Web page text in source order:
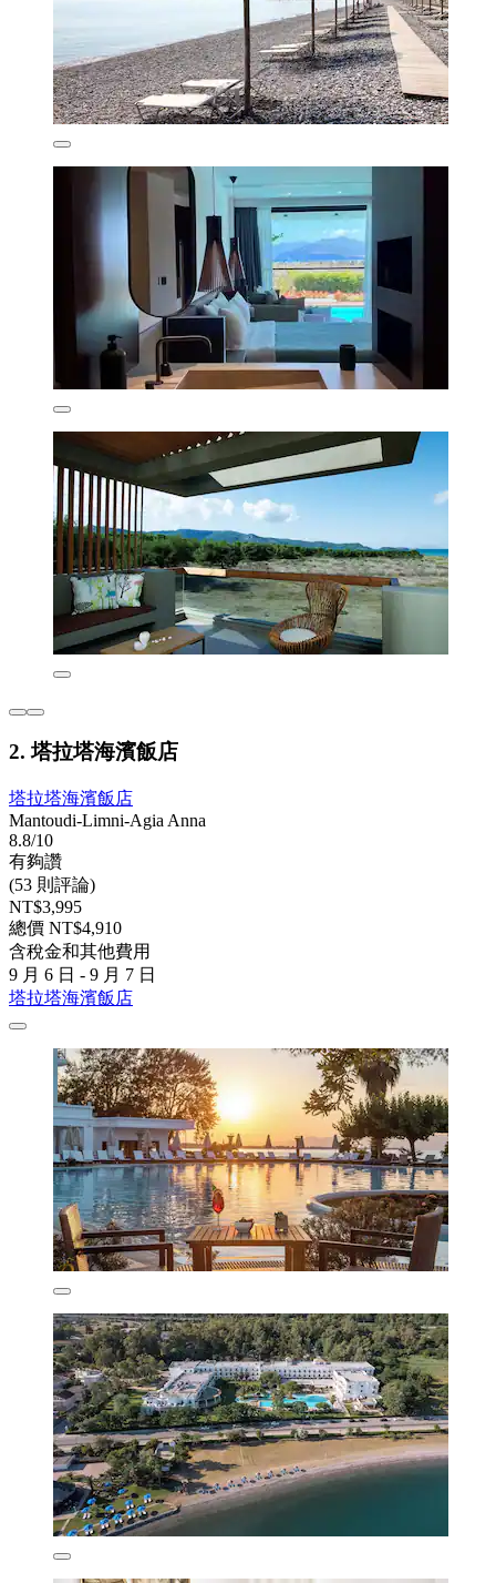
2. 塔拉塔海濱飯店
塔拉塔海濱飯店
Mantoudi-Limni-Agia Anna
8.8/10
有夠讚
(53 則評論)
NT$3,995
總價 NT$4,910
含稅金和其他費用
9 月 6 日 - 9 月 7 日
塔拉塔海濱飯店